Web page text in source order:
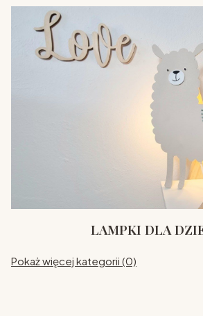
LAMPKI DLA
Pokaż więcej kategorii (0)